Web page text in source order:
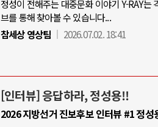
정성이 전해주는 대중문화 이야기 Y-RAY는
브를 통해 찾아볼 수 있습니다...
참세상 영상팀
2026.07.02. 18:41
[인터뷰] 응답하라, 정성용!!
2026 지방선거 진보후보 인터뷰 #1 정성